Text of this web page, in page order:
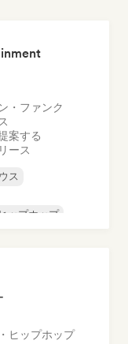
・ファンク
案する
ース
ス
ヒップホップ
ヒップホップ